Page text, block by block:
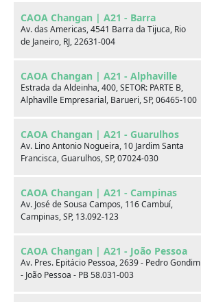
CAOA Changan | A21 - Barra
Av. das Americas, 4541 Barra da Tijuca, Rio
de Janeiro, RJ, 22631-004
CAOA Changan | A21 - Alphaville
Estrada da Aldeinha, 400, SETOR: PARTE B,
Alphaville Empresarial, Barueri, SP, 06465-100
CAOA Changan | A21 - Guarulhos
Av. Lino Antonio Nogueira, 10 Jardim Santa
Francisca, Guarulhos, SP, 07024-030
CAOA Changan | A21 - Campinas
Av. José de Sousa Campos, 116 Cambuí,
Campinas, SP, 13.092-123
CAOA Changan | A21 - João Pessoa
Av. Pres. Epitácio Pessoa, 2639 - Pedro Gondim
- João Pessoa - PB 58.031-003
xxx
xxx
xxx
xxxxxx/xxxxxx
xxxxxx/xxxxxx
xxx